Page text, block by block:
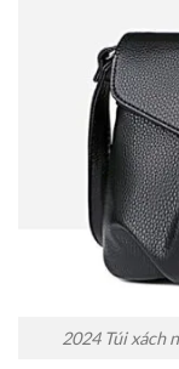
2024 Túi xách